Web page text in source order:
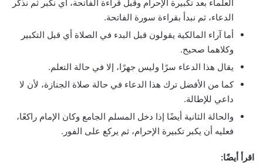
العلماء بعد تكبيرة الإحرام وقبل قراءة الفاتحة، أي نكبر ثم نذكر
الدعاء، ثم نبدأ بقراءة سورة الفاتحة.
أما آراء المالكية يقولون قبل البدء في الصلاة أي قبل التكبير
وكلاهما صحيح.
يقال هذا الدعاء سرًا وليس جهرًا، إلا في حالة التعلم.
كما من الأفضل ترك هذا الدعاء في حالة صلاة الجنازة، لأن لا
داعي للإطالة.
والحالة الثانية أيضًا إذا دخل المسلم الجامع وكان الإمام راكعًا،
فعليه أن يكبر تكبيرة الإحرام، ثم يركع على الفور.
اقرأ أيضًا: